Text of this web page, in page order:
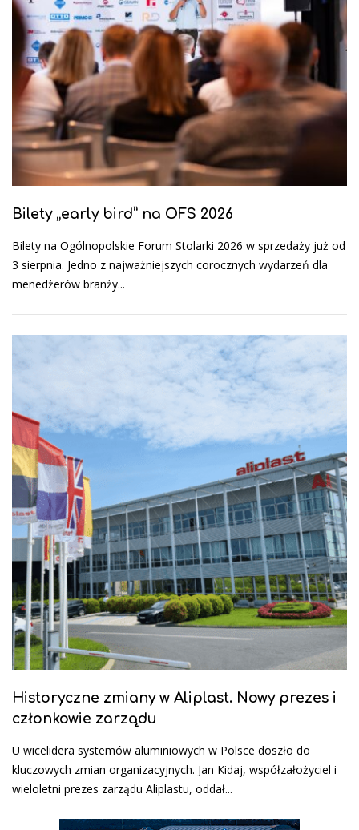
Bilety „early bird” na OFS 2026
Bilety na Ogólnopolskie Forum Stolarki 2026 w sprzedaży już od
3 sierpnia. Jedno z najważniejszych corocznych wydarzeń dla
menedżerów branży...
Historyczne zmiany w Aliplast. Nowy prezes i
członkowie zarządu
U wicelidera systemów aluminiowych w Polsce doszło do
kluczowych zmian organizacyjnych. Jan Kidaj, współzałożyciel i
wieloletni prezes zarządu Aliplastu, oddał...